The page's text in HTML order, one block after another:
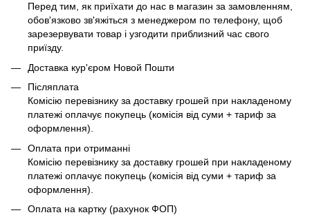
Перед тим, як приїхати до нас в магазин за замовленням,
обов'язково зв'яжіться з менеджером по телефону, щоб
зарезервувати товар і узгодити приблизний час свого
приїзду.
Доставка кур'єром Новой Пошти
Післяплата
Комісію перевізнику за доставку грошей при накладеному
платежі оплачує покупець (комісія від суми + тариф за
оформлення).
Оплата при отриманні
Комісію перевізнику за доставку грошей при накладеному
платежі оплачує покупець (комісія від суми + тариф за
оформлення).
Оплата на картку (рахунок ФОП)